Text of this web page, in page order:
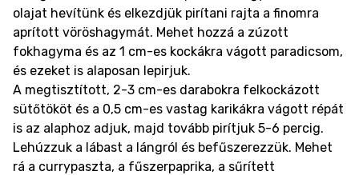
olajat hevítünk és elkezdjük pirítani rajta a finomra
aprított vöröshagymát. Mehet hozzá a zúzott
fokhagyma és az 1 cm-es kockákra vágott paradicsom,
és ezeket is alaposan lepirjuk.
A megtisztított, 2-3 cm-es darabokra felkockázott
sütőtököt és a 0,5 cm-es vastag karikákra vágott répát
is az alaphoz adjuk, majd tovább pirítjuk 5-6 percig.
Lehúzzuk a lábast a lángról és befűszerezzük. Mehet
rá a currypaszta, a fűszerpaprika, a sűrített